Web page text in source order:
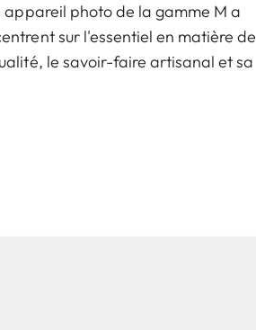
appareil photo de la gamme M a
sur l'essentiel en matière de
le savoir-faire artisanal et sa